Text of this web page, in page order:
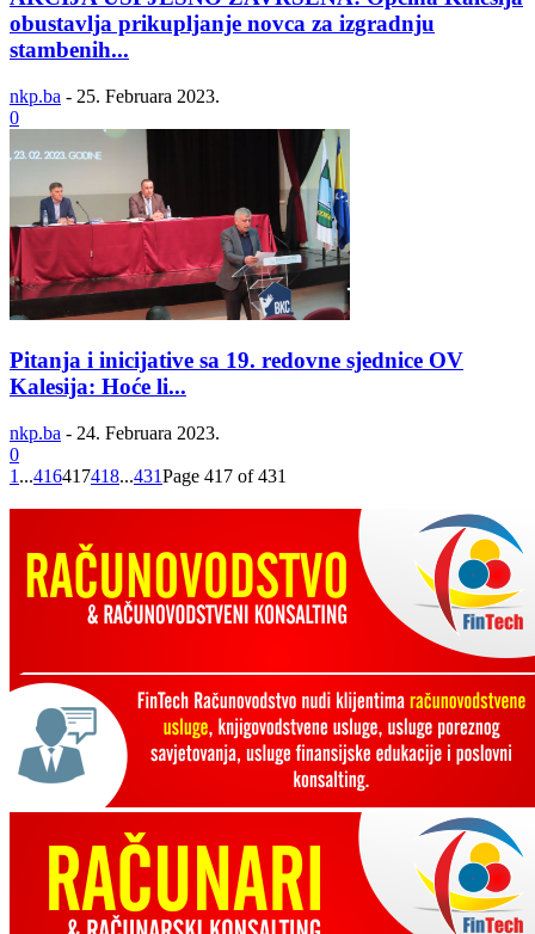
obustavlja prikupljanje novca za izgradnju
stambenih...
nkp.ba - 25. Februara 2023.
0
Pitanja i inicijative sa 19. redovne sjednice OV
Kalesija: Hoće li...
nkp.ba - 24. Februara 2023.
0
1 ...416417418...431Page 417 of 431